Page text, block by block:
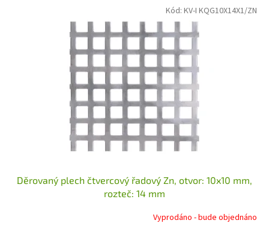
Děrovaný plech čtvercový řadový Zn, otvor: 10x10 mm,
rozteč: 14 mm
Vyprodáno - bude objednáno
Kód: KV-I KQG10X14X1/ZN